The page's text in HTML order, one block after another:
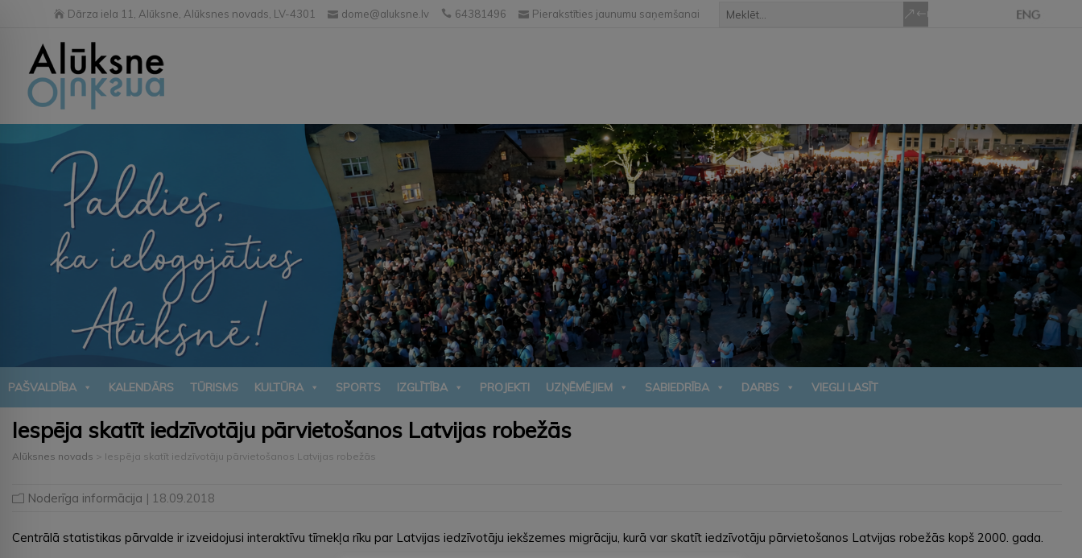
Dārza iela 11, Alūksne, Alūksnes novads, LV-4301 dome@aluksne.lv 64381496 Pierakstīties jaunumu saņemšanai
PAŠVALDĪBA KALENDĀRS TŪRISMS KULTŪRA SPORTS IZGLĪTĪBA PROJEKTI UZŅĒMĒJIEM SABIEDRĪBA DARBS VIEGLI LASĪT
Iespēja skatīt iedzīvotāju pārvietošanos Latvijas robežās
Alūksnes novads > Iespēja skatīt iedzīvotāju pārvietošanos Latvijas robežās
Noderīga informācija | 18.09.2018
Centrālā statistikas pārvalde ir izveidojusi interaktīvu tīmekļa rīku par Latvijas iedzīvotāju iekšzemes migrāciju, kurā var skatīt iedzīvotāju pārvietošanos Latvijas robežās kopš 2000. gada.